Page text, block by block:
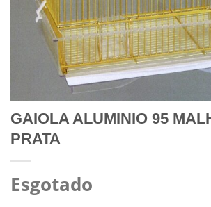
GAIOLA ALUMINIO 95
PRATA
Esgotado